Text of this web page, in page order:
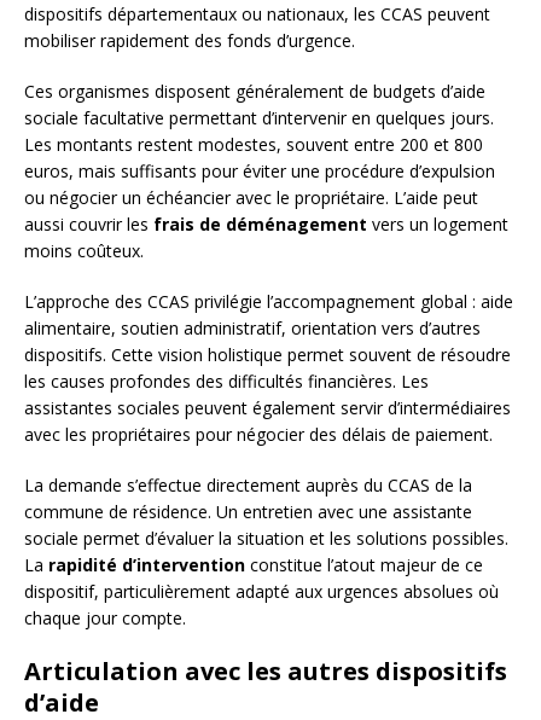
dispositifs départementaux ou nationaux, les CCAS peuvent
mobiliser rapidement des fonds d’urgence.
Ces organismes disposent généralement de budgets d’aide
sociale facultative permettant d’intervenir en quelques jours.
Les montants restent modestes, souvent entre 200 et 800
euros, mais suffisants pour éviter une procédure d’expulsion
ou négocier un échéancier avec le propriétaire. L’aide peut
aussi couvrir les frais de déménagement vers un logement
moins coûteux.
L’approche des CCAS privilégie l’accompagnement global : aide
alimentaire, soutien administratif, orientation vers d’autres
dispositifs. Cette vision holistique permet souvent de résoudre
les causes profondes des difficultés financières. Les
assistantes sociales peuvent également servir d’intermédiaires
avec les propriétaires pour négocier des délais de paiement.
La demande s’effectue directement auprès du CCAS de la
commune de résidence. Un entretien avec une assistante
sociale permet d’évaluer la situation et les solutions possibles.
La rapidité d’intervention constitue l’atout majeur de ce
dispositif, particulièrement adapté aux urgences absolues où
chaque jour compte.
Articulation avec les autres dispositifs
d’aide